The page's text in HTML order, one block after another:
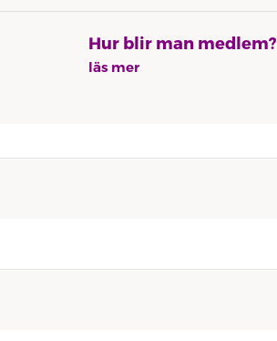
Hur blir man medlem?
läs mer